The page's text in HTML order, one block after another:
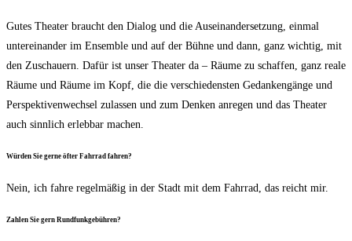
Gutes Thea­ter braucht den Dia­log und die Aus­ein­an­der­set­zung, ein­mal
unter­ein­an­der im Ensem­ble und auf der Büh­ne und dann, ganz wich­tig, mit
den Zuschau­ern. Dafür ist unser Thea­ter da – Räu­me zu schaf­fen, ganz rea­le
Räu­me und Räu­me im Kopf, die die ver­schie­dens­ten Gedan­ken­gän­ge und
Per­spek­ti­ven­wech­sel zulas­sen und zum Den­ken anre­gen und das Thea­ter
auch sinn­lich erleb­bar machen.
Wür­den Sie ger­ne öfter Fahr­rad fahren?
Nein, ich fah­re regel­mä­ßig in der Stadt mit dem Fahr­rad, das reicht mir.
Zah­len Sie gern Rundfunkgebühren?